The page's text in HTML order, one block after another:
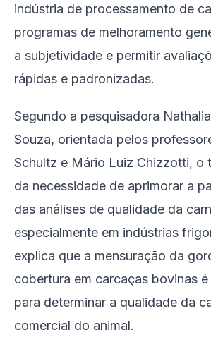
indústria de processamento de
programas de melhoramento
a subjetividade e permitir
rápidas e padronizadas.
Segundo a pesquisadora
Souza, orientada pelos
Schultz e Mário Luiz Chizzotti, o
da necessidade de aprimorar a
das análises de qualidade da
especialmente em indústrias
explica que a mensuração da
cobertura em carcaças bovinas
para determinar a qualidade da
comercial do animal.